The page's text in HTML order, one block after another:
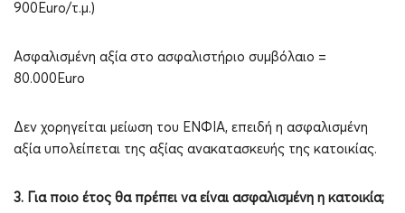
900Euro/τ.μ.)
Ασφαλισμένη αξία στο ασφαλιστήριο συμβόλαιο =
80.000Euro
Δεν χορηγείται μείωση του ΕΝΦΙΑ, επειδή η ασφαλισμένη
αξία υπολείπεται της αξίας ανακατασκευής της κατοικίας.
3. Για ποιο έτος θα πρέπει να είναι ασφαλισμένη η κατοικία;